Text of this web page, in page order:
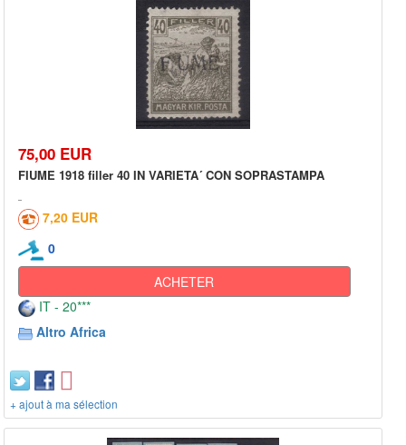
75,00 EUR
FIUME 1918 filler 40 IN VARIETA´ CON SOPRASTAMPA
7,20 EUR
0
ACHETER
IT - 20***
Altro Africa
+ ajout à ma sélection